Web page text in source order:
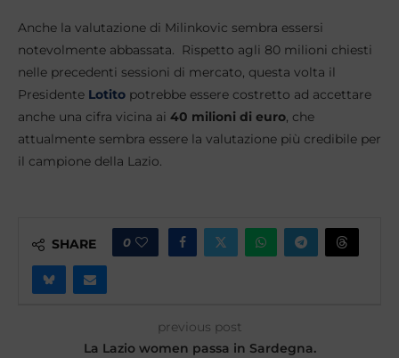
Anche la valutazione di Milinkovic sembra essersi
notevolmente abbassata. Rispetto agli 80 milioni chiesti
nelle precedenti sessioni di mercato, questa volta il
Presidente Lotito potrebbe essere costretto ad accettare
anche una cifra vicina ai 40 milioni di euro, che
attualmente sembra essere la valutazione più credibile per
il campione della Lazio.
SHARE 0
previous post
La Lazio women passa in Sardegna.